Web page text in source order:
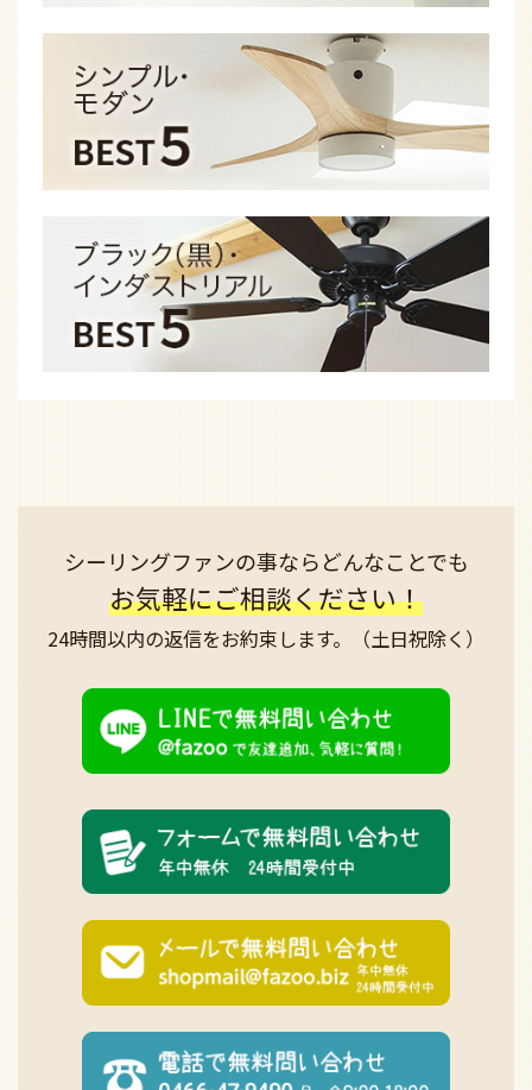
シーリングファンの事ならどんなことでも
お気軽にご相談ください！
24時間以内の返信をお約束します。 （土日祝除く）